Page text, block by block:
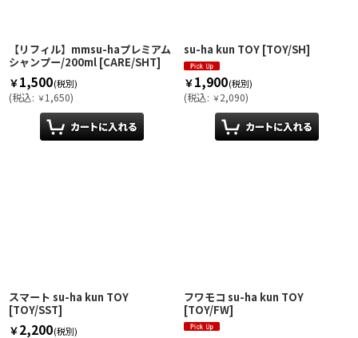
【リフィル】mmsu-haプレミアム
シャンプー/200ml [CARE/SHT]
￥1,500(税別)
(税込: ￥1,650)
su-ha kun TOY [TOY/SH]
￥1,900(税別)
(税込: ￥2,090)
スマート su-ha kun TOY
[TOY/SST]
￥2,200(税別)
フワモコ su-ha kun TOY
[TOY/FW]